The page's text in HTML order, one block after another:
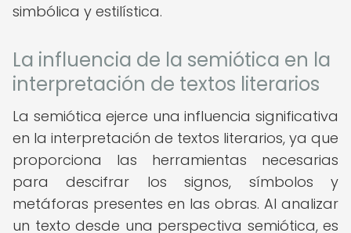
simbólica y estilística.
La influencia de la semiótica en la
interpretación de textos literarios
La semiótica ejerce una influencia significativa
en la interpretación de textos literarios, ya que
proporciona las herramientas necesarias
para descifrar los signos, símbolos y
metáforas presentes en las obras. Al analizar
un texto desde una perspectiva semiótica, es